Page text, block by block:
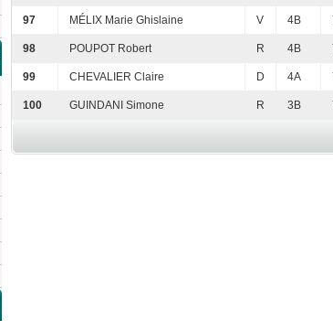
97 MÉLIX Marie Ghislaine V 4B
98 POUPOT Robert R 4B
99 CHEVALIER Claire D 4A
100 GUINDANI Simone R 3B